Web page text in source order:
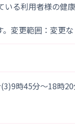
る利用者様の健
変更範囲：変更
時45分～18時